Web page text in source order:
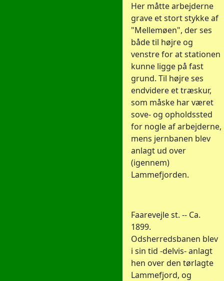
Her måtte arbejderne
grave et stort stykke af
"Mellemøen", der ses
både til højre og
venstre for at stationen
kunne ligge på fast
grund. Til højre ses
endvidere et træskur,
som måske har været
sove- og opholdssted
for nogle af arbejderne,
mens jernbanen blev
anlagt ud over
(igennem)
Lammefjorden.
Faarevejle st. -- Ca.
1899.
Odsherredsbanen blev
i sin tid -delvis- anlagt
hen over den tørlagte
Lammefjord, og